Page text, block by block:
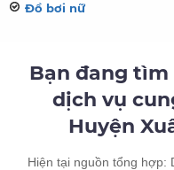
Đồ bơi nữ
Bạn đang
dịch vụ
Huyện
Hiện tại nguồn tổng hợp: